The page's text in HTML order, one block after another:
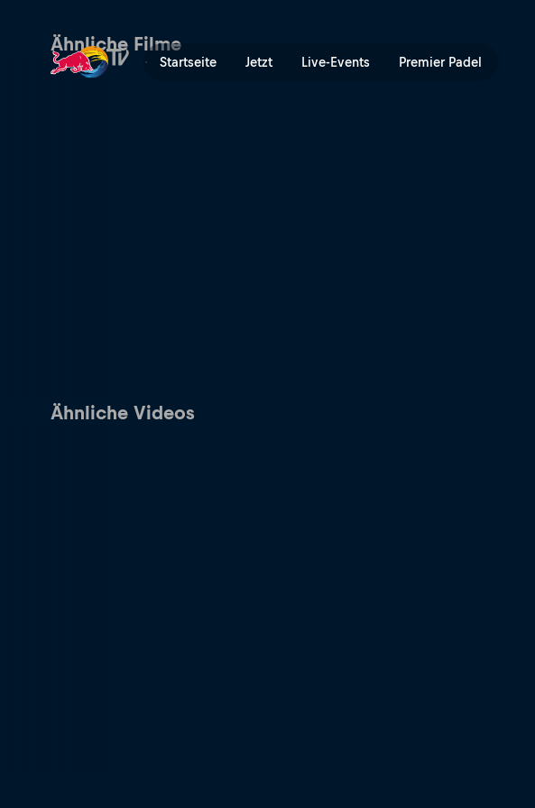
Startseite Jetzt Live-Events Premier Padel
The Curious Tales of Ítalo Ferreira |
Ähnliche Filme
Ähnliche Videos